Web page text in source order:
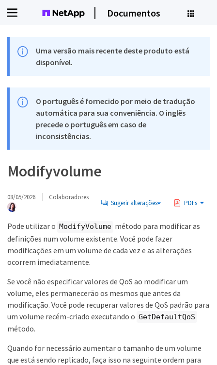
Documentos
Uma versão mais recente deste produto está
disponível.
O português é fornecido por meio de tradução
automática para sua conveniência. O inglês
precede o português em caso de
inconsistências.
Modifyvolume
08/05/2026 Colaboradores
Sugerir alterações PDFs
Pode utilizar o ModifyVolume método para modificar as
definições num volume existente. Você pode fazer
modificações em um volume de cada vez e as alterações
ocorrem imediatamente.
Se você não especificar valores de QoS ao modificar um
volume, eles permanecerão os mesmos que antes da
modificação. Você pode recuperar valores de QoS padrão para
um volume recém-criado executando o GetDefaultQoS
método.
Quando for necessário aumentar o tamanho de um volume
que está sendo replicado, faça isso na seguinte ordem para